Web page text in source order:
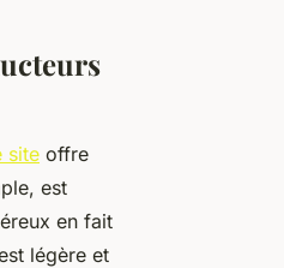
site offre
est
en fait
légère et